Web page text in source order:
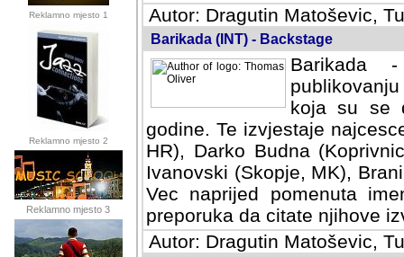
Reklamno mjesto 1
Reklamno mjesto 2
Reklamno mjesto 3
Autor: Dragutin Matoševic,
Barikada (INT) - Backstage
Barikada
koja su se
godine. Te izvjestaje
HR), Darko Budna
Ivanovski (Skopje, MK),
Vec naprijed pomenuta
preporuka da citate njihove
Autor: Dragutin Matoševic,